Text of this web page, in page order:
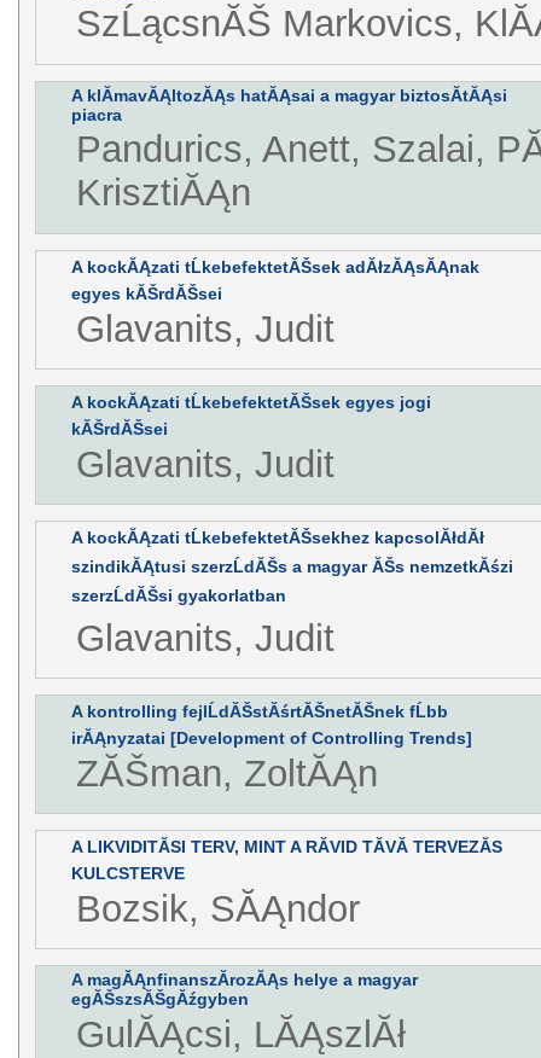
SzĹącsnĂŠ Markovics,
A klĂ­mavĂĄltozĂĄs hatĂĄsai a magyar biztosĂ­tĂĄsi
piacra
Pandurics, Anett, Szalai,
KrisztiĂĄn
A kockĂĄzati tĹkebefektetĂŠsek adĂłzĂĄsĂĄnak
egyes kĂŠrdĂŠsei
Glavanits, Judit
A kockĂĄzati tĹkebefektetĂŠsek egyes jogi
kĂŠrdĂŠsei
Glavanits, Judit
A kockĂĄzati tĹkebefektetĂŠsekhez kapcsolĂłdĂł
szindikĂĄtusi szerzĹdĂŠs a magyar ĂŠs nemzetkĂśzi
szerzĹdĂŠsi gyakorlatban
Glavanits, Judit
A kontrolling fejlĹdĂŠstĂśrtĂŠnetĂŠnek fĹbb
irĂĄnyzatai [Development of Controlling Trends]
ZĂŠman, ZoltĂĄn
A LIKVIDITĂSI TERV, MINT A RĂVID TĂVĂ TERVEZĂS
KULCSTERVE
Bozsik, SĂĄndor
A magĂĄnfinanszĂ­rozĂĄs helye a magyar
egĂŠszsĂŠgĂźgyben
GulĂĄcsi, LĂĄszlĂł